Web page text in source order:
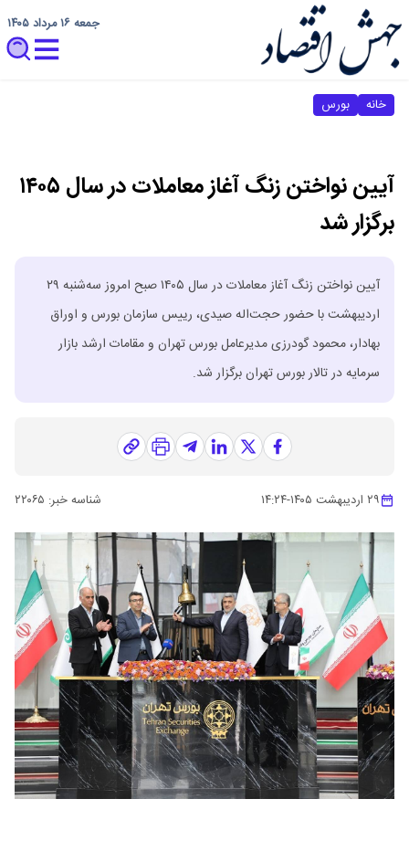
جمعه ۱۶ مرداد ۱۴۰۵
خانه بورس
آیین نواختن زنگ آغاز معاملات در سال ۱۴۰۵
برگزار شد
آیین نواختن زنگ آغاز معاملات در سال ۱۴۰۵ صبح امروز سه‌شنبه ۲۹
اردیبهشت با حضور حجت‌اله صیدی، رییس سازمان بورس و اوراق
بهادار، محمود گودرزی مدیرعامل بورس تهران و مقامات ارشد بازار
سرمایه در تالار بورس تهران برگزار شد.
۲۹ اردیبهشت ۱۴۰۵ -۱۴:۲۴ شناسه خبر: ۲۲۰۶۵